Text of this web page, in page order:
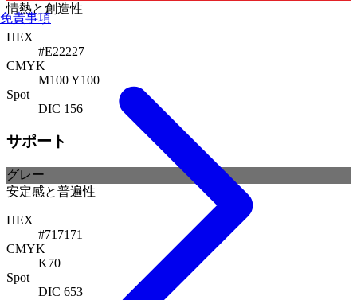
免責事項
情熱と創造性
HEX
#E22227
CMYK
M100 Y100
Spot
DIC 156
サポート
グレー
安定感と普遍性
HEX
#717171
CMYK
K70
Spot
DIC 653